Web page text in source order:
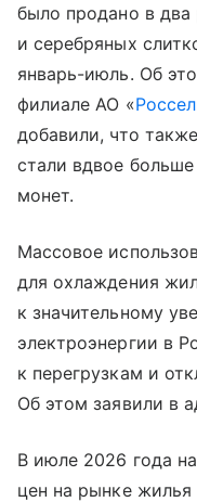
было продано в два
и серебряных
январь-июль. Об
филиале АО «
добавили, что
стали вдвое
монет.
Массовое
для охлаждения
к значительному
электроэнергии в
к перегрузкам и
Об этом заявили в
В июле 2026 года
цен на рынке